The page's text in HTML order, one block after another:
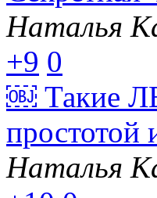
Наталья
+9 0
￼ Такие
простотой
Наталья